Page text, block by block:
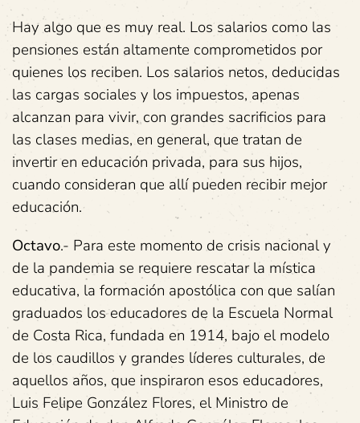
Hay algo que es muy real. Los salarios como las
pensiones están altamente comprometidos por
quienes los reciben. Los salarios netos, deducidas
las cargas sociales y los impuestos, apenas
alcanzan para vivir, con grandes sacrificios para
las clases medias, en general, que tratan de
invertir en educación privada, para sus hijos,
cuando consideran que allí pueden recibir mejor
educación.
Octavo.- Para este momento de crisis nacional y
de la pandemia se requiere rescatar la mística
educativa, la formación apostólica con que salían
graduados los educadores de la Escuela Normal
de Costa Rica, fundada en 1914, bajo el modelo
de los caudillos y grandes líderes culturales, de
aquellos años, que inspiraron esos educadores,
Luis Felipe González Flores, el Ministro de